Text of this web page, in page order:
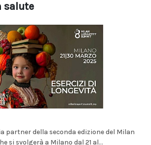
salute
partner della seconda edizione del Milan
si svolgerà a Milano dal 21 al...